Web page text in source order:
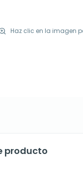
Haz clic en la imagen
producto